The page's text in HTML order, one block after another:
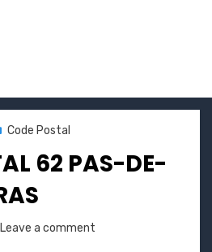
Code Postal
62 PAS-DE-
Leave a comment